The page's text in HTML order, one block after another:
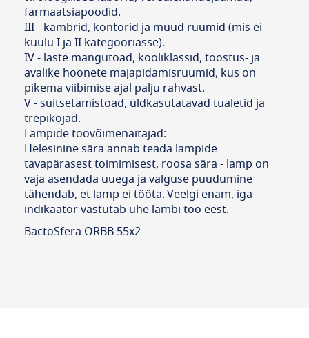
farmaatsiapoodid.
III - kambrid, kontorid ja muud ruumid (mis ei
kuulu I ja II kategooriasse).
IV - laste mängutoad, kooliklassid, tööstus- ja
avalike hoonete majapidamisruumid, kus on
pikema viibimise ajal palju rahvast.
V - suitsetamistoad, üldkasutatavad tualetid ja
trepikojad.
Lampide töövõimenäitajad:
Helesinine sära annab teada lampide
tavapärasest toimimisest, roosa sära - lamp on
vaja asendada uuega ja valguse puudumine
tähendab, et lamp ei tööta. Veelgi enam, iga
indikaator vastutab ühe lambi töö eest.
BactoSfera ORBB 55x2